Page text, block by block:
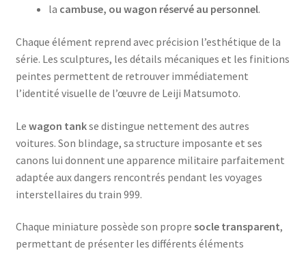
la cambuse, ou wagon réservé au personnel.
Chaque élément reprend avec précision l’esthétique de la
série. Les sculptures, les détails mécaniques et les finitions
peintes permettent de retrouver immédiatement
l’identité visuelle de l’œuvre de Leiji Matsumoto.
Le wagon tankse distingue nettement des autres
voitures. Son blindage, sa structure imposante et ses
canons lui donnent une apparence militaire parfaitement
adaptée aux dangers rencontrés pendant les voyages
interstellaires du train 999.
Chaque miniature possède son propre socle transparent,
permettant de présenter les différents éléments